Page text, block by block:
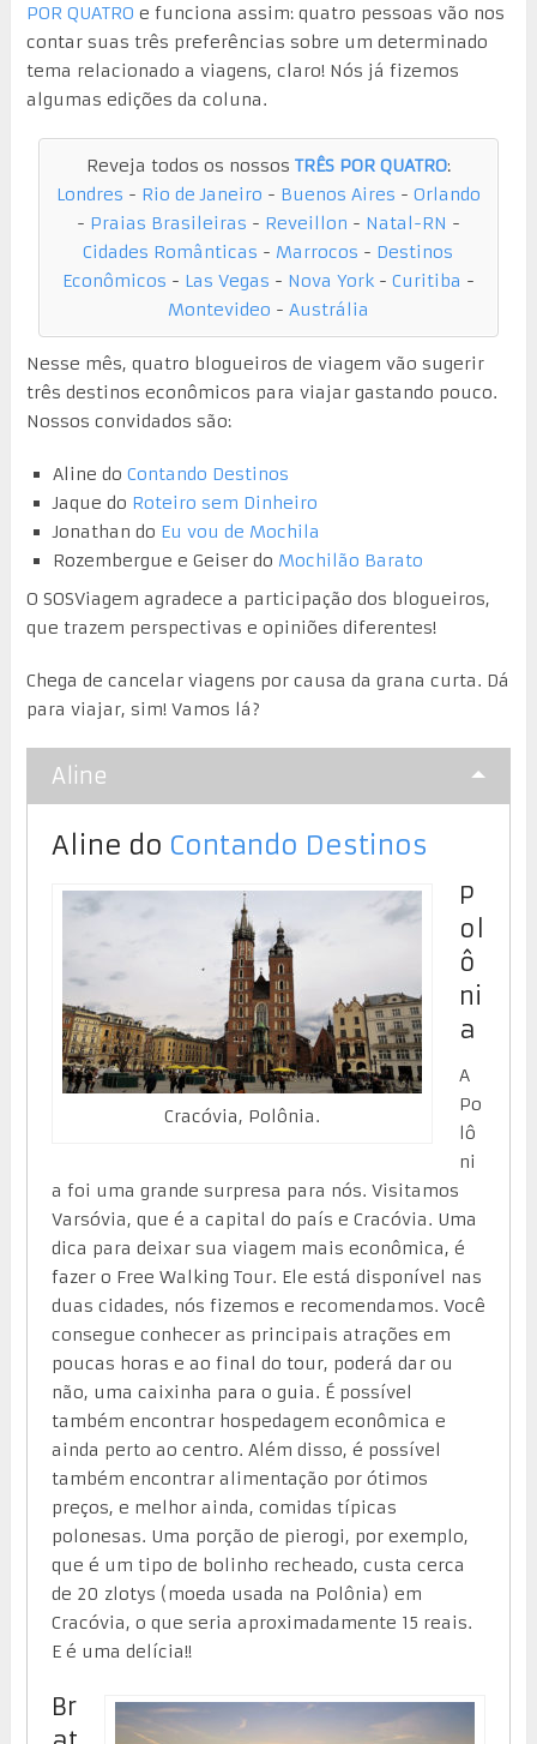
POR QUATRO e funciona assim: quatro pessoas vão nos
contar suas três preferências sobre um determinado
tema relacionado a viagens, claro! Nós já fizemos
algumas edições da coluna.
Reveja todos os nossos TRÊS POR QUATRO:
Londres - Rio de Janeiro - Buenos Aires - Orlando
- Praias Brasileiras - Reveillon - Natal-RN -
Cidades Românticas - Marrocos - Destinos
Econômicos - Las Vegas - Nova York- Curitiba -
Montevideo - Austrália
Nesse mês, quatro blogueiros de viagem vão sugerir
três destinos econômicos para viajar gastando pouco.
Nossos convidados são:
Aline doContando Destinos
Jaque do Roteiro sem Dinheiro
Jonathan do Eu vou de Mochila
Rozembergue e Geiser do Mochilão Barato
O SOSViagem agradece a participação dos blogueiros,
que trazem perspectivas e opiniões diferentes!
Chega de cancelar viagens por causa da grana curta. Dá
para viajar, sim! Vamos lá?
Aline
Aline do Contando Destinos
Cracóvia, Polônia.
P
ol
ô
ni
a
A
Po
lô
ni
a foi uma grande surpresa para nós. Visitamos
Varsóvia, que é a capital do país e Cracóvia. Uma
dica para deixar sua viagem mais econômica, é
fazer o Free Walking Tour. Ele está disponível nas
duas cidades, nós fizemos e recomendamos. Você
consegue conhecer as principais atrações em
poucas horas e ao final do tour, poderá dar ou
não, uma caixinha para o guia. É possível
também encontrar hospedagem econômica e
ainda perto ao centro. Além disso, é possível
também encontrar alimentação por ótimos
preços, e melhor ainda, comidas típicas
polonesas. Uma porção de pierogi, por exemplo,
que é um tipo de bolinho recheado, custa cerca
de 20 zlotys (moeda usada na Polônia) em
Cracóvia, o que seria aproximadamente 15 reais.
E é uma delícia!!
Br